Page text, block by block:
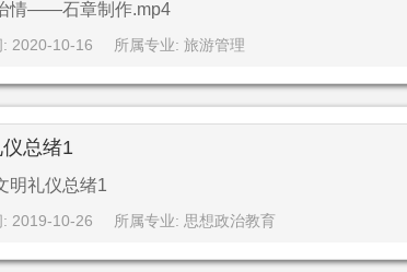
情——石章制作.mp4
: 2020-10-16 所属专业: 旅游管理
总绪1
明礼仪总绪1
: 2019-10-26 所属专业: 思想政治教育